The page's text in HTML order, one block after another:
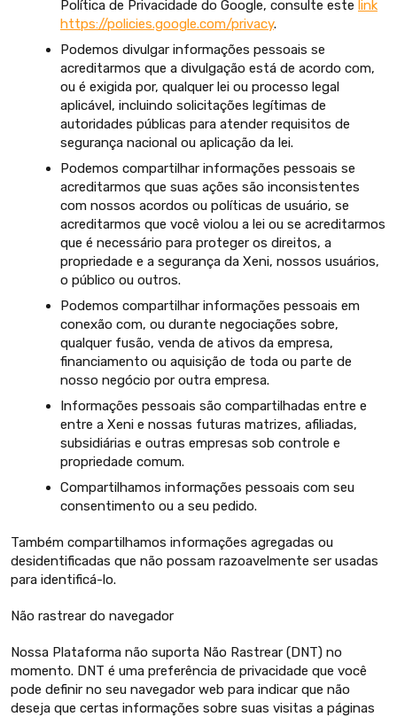
Política de Privacidade do Google, consulte este link
https://policies.google.com/privacy.
Podemos divulgar informações pessoais se
acreditarmos que a divulgação está de acordo com,
ou é exigida por, qualquer lei ou processo legal
aplicável, incluindo solicitações legítimas de
autoridades públicas para atender requisitos de
segurança nacional ou aplicação da lei.
Podemos compartilhar informações pessoais se
acreditarmos que suas ações são inconsistentes
com nossos acordos ou políticas de usuário, se
acreditarmos que você violou a lei ou se acreditarmos
que é necessário para proteger os direitos, a
propriedade e a segurança da Xeni, nossos usuários,
o público ou outros.
Podemos compartilhar informações pessoais em
conexão com, ou durante negociações sobre,
qualquer fusão, venda de ativos da empresa,
financiamento ou aquisição de toda ou parte de
nosso negócio por outra empresa.
Informações pessoais são compartilhadas entre e
entre a Xeni e nossas futuras matrizes, afiliadas,
subsidiárias e outras empresas sob controle e
propriedade comum.
Compartilhamos informações pessoais com seu
consentimento ou a seu pedido.
Também compartilhamos informações agregadas ou
desidentificadas que não possam razoavelmente ser usadas
para identificá-lo.
Não rastrear do navegador
Nossa Plataforma não suporta Não Rastrear (DNT) no
momento. DNT é uma preferência de privacidade que você
pode definir no seu navegador web para indicar que não
deseja que certas informações sobre suas visitas a páginas